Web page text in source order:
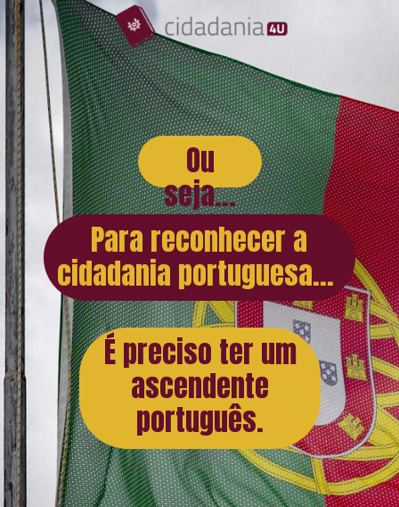
Ou
seja...
Para reconhecer a
cidadania portuguesa...
É preciso ter um
ascendente
português.